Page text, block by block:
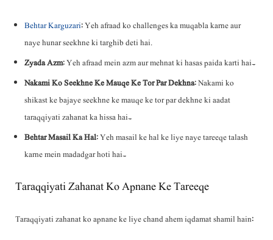
Behtar Karguzari: Yeh afraad ko challenges ka muqabla karne aur
naye hunar seekhne ki targhib deti hai.
Zyada Azm
: Yeh afraad mein azm aur mehnat ki hasas paida karti hai۔
Nakami Ko Seekhne Ke Mauqe Ke Tor Par Dekhna: Nakami ko
shikast ke bajaye seekhne ke mauqe ke tor par dekhne ki aadat
taraqqiyati zahanat ka hissa hai۔
Behtar Masail Ka Hal: Yeh masail ke hal ke liye naye tareeqe talash
karne mein madadgar hoti hai۔
Taraqqiyati Zahanat Ko Apnane Ke Tareeqe
Taraqqiyati zahanat ko apnane ke liye chand ahem iqdamat shamil hain: